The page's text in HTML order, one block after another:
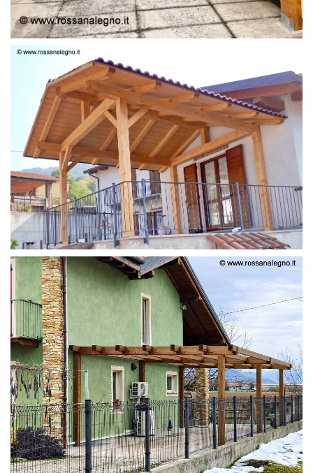
STRUTTURA LAMELLARE PRETAGLIATO
STRUTTURA ADDOSSATA IN LAMELLARE SU MISURA